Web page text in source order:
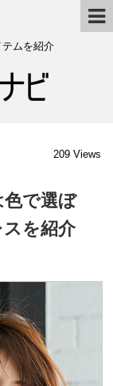
ムを紹介
209 Views
で選ぼ
を紹介